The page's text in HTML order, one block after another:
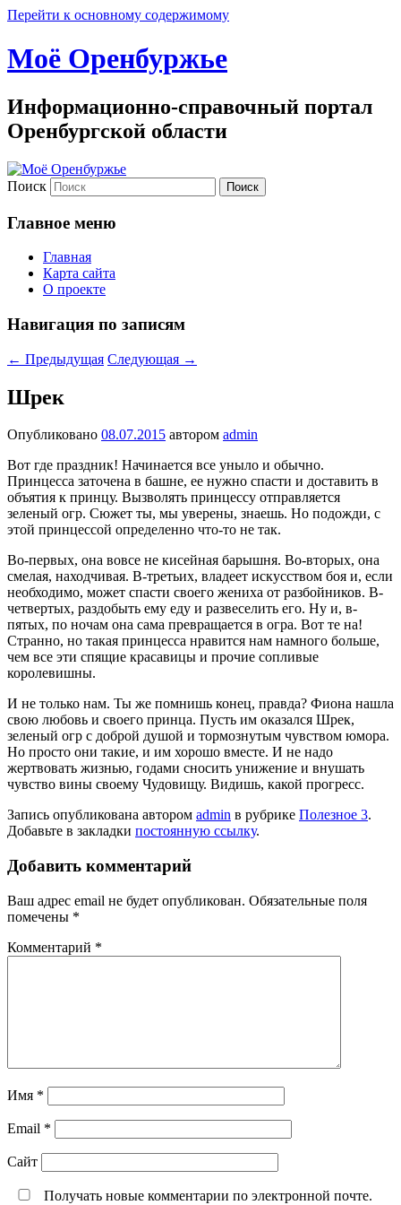
Перейти к основному содержимому
Моё Оренбуржье
Информационно-справочный портал
Оренбургской области
Поиск
Главное меню
Главная
Карта сайта
О проекте
Навигация по записям
← Предыдущая Следующая →
Шрек
Опубликовано 08.07.2015 автором admin
Вот где праздник! Начинается все уныло и обычно.
Принцесса за­точена в башне, ее нужно спасти и доставить в
объятия к принцу. Вызволять принцессу отправляется
зеленый огр. Сюжет ты, мы увере­ны, знаешь. Но подожди, с
этой принцессой определенно что-то не так.
Во-первых, она вовсе не кисейная барышня. Во-вторых, она
смелая, находчивая. В-третьих, владеет искусством боя и, если
необходи­мо, может спасти своего жениха от разбойников. В-
четвертых, раз­добыть ему еду и развеселить его. Ну и, в-
пятых, по ночам она сама превращается в огра. Вот те на!
Странно, но такая принцесса нравится нам намного больше,
чем все эти спящие красавицы и прочие сопливые
королевишны.
И не только нам. Ты же помнишь конец, правда? Фиона нашла
свою любовь и своего принца. Пусть им оказался Шрек,
зеленый огр с доброй душой и тормознутым чувством юмора.
Но просто они такие, и им хорошо вместе. И не надо
жертвовать жизнью, годами сносить унижение и внушать
чувство вины своему Чудовищу. Видишь, какой прогресс.
Запись опубликована автором admin в рубрике Полезное 3.
Добавьте в закладки постоянную ссылку.
Добавить комментарий
Ваш адрес email не будет опубликован. Обязательные поля
помечены *
Комментарий *
Имя *
Email *
Сайт
Получать новые комментарии по электронной почте.